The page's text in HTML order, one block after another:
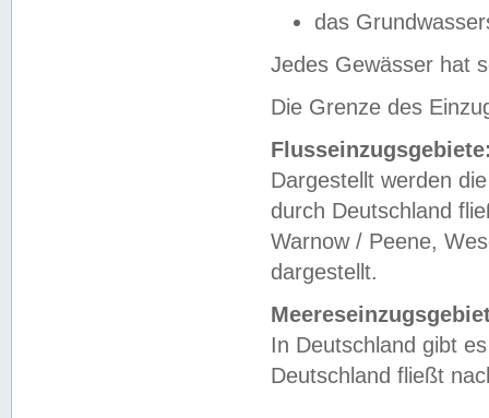
das
Jedes Gewässer hat
Die Grenze des
Dargestellt werden
durch Deutschland
Warnow / Peene,
dargestellt.
In Deutschland gibt
Deutschland fließt